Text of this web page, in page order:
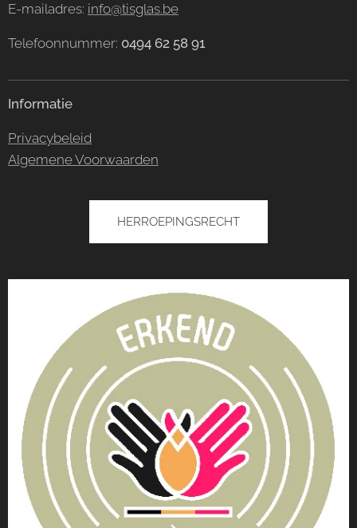
E-mailadres: info@tisglas.be
Telefoonnummer: 0494 62 58 91
Informatie
Privacybeleid
Algemene Voorwaarden
HERROEPINGSRECHT